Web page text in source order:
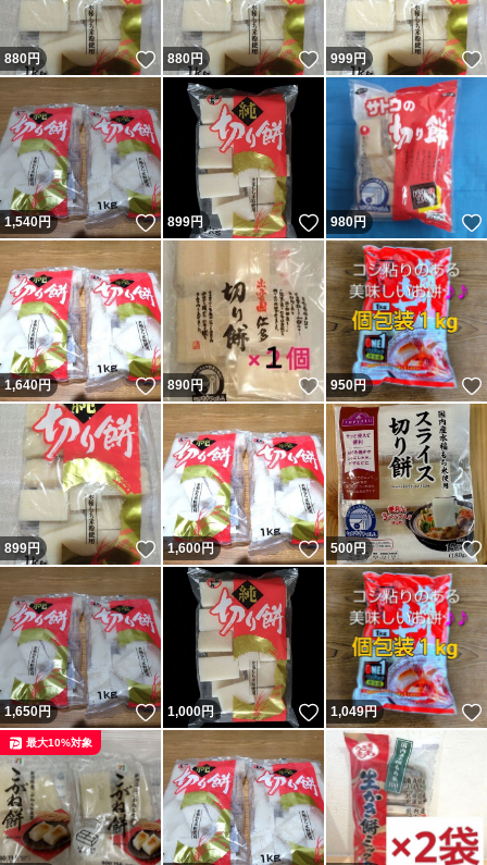
880円 いいね！
880円 いいね！
999円
1,540円 いいね！
899円 いいね！
980円
1,640円 いいね！
890円 いいね！
950円
899円 いいね！
1,600円 いいね！
500円
1,650円 いいね！
1,000円 いいね！
1,049円
最大10%対象